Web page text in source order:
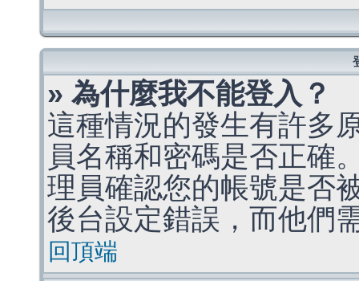
» 為什麼我不能登入？
這種情況的發生有許多
員名稱和密碼是否正確
理員確認您的帳號是否
後台設定錯誤，而他們
回頂端